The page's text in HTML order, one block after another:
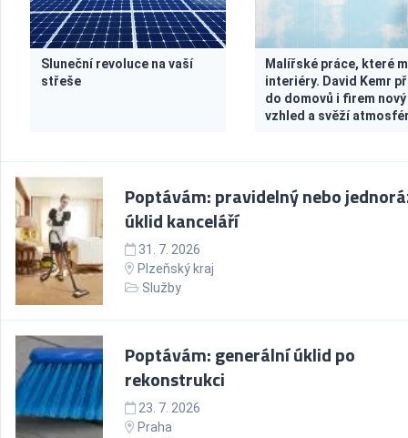
Sluneční revoluce na vaší
střeše
Malířské práce, které
interiéry. David Kemr
do domovů i firem nový
vzhled a svěží
Poptávám: pravidelný nebo
úklid kanceláří
31. 7. 2026
Plzeňský kraj
Služby
Poptávám: generální úklid po
rekonstrukci
23. 7. 2026
Praha